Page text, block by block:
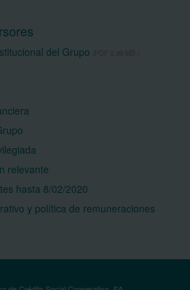
del Grupo
relevante
hasta 8/02/2020
y política de remuneraciones